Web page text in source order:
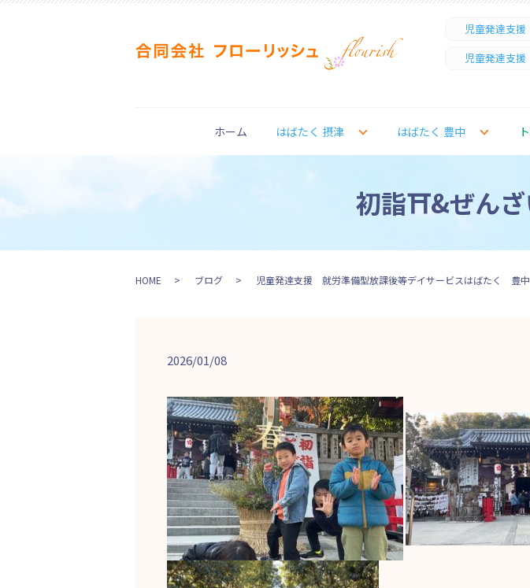
児童発達支
児童発達支
ホーム はばたく 摂津 はばたく 豊中
初詣⛩&ぜんざ
HOME ブログ 児童発達支援 就労準備型放課後等デイサービスはばたく 豊中
2026/01/08